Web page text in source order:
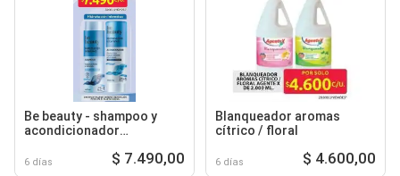
Be beauty - shampoo y
acondicionador
6 días $ 7.490,00
Blanqueador aromas
cítrico / floral
6 días $ 4.600,00